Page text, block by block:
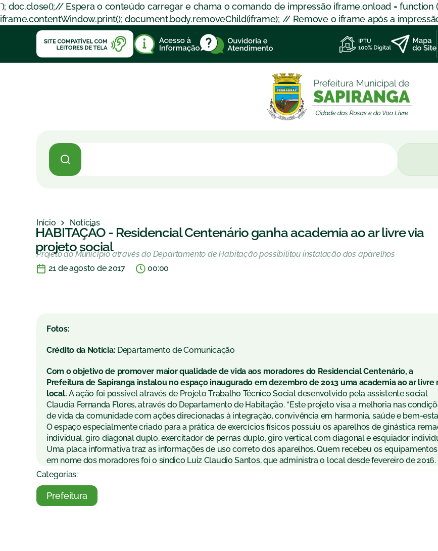
`); doc.close();// Espera o conteúdo carregar e chama o comando de impressão iframe.onload = function
iframe.contentWindow.print(); document.body.removeChild(iframe); // Remove o iframe após a impressão
Início Notícias
HABITAÇÃO - Residencial Centenário ganha academia ao ar livre via
projeto social
Projeto do Município através do Departamento de Habitação possibilitou instalação dos aparelhos
21 de agosto de 2017
00:00
Fotos:
Crédito da Notícia: Departamento de Comunicação
Com o objetivo de promover maior qualidade de vida aos moradores do Residencial Centenário, a
Prefeitura de Sapiranga instalou no espaço inaugurado em dezembro de 2013 uma academia ao ar livre
local. A ação foi possível através de Projeto Trabalho Técnico Social desenvolvido pela assistente social
Claudia Fernanda Flores, através do Departamento de Habitação. “Este projeto visa a melhoria nas
de vida da comunidade com ações direcionadas à integração, convivência em harmonia, saúde e bem-
O espaço especialmente criado para a prática de exercícios físicos possuiu os aparelhos de ginástica
individual, giro diagonal duplo, exercitador de pernas duplo, giro vertical com diagonal e esquiador
Uma placa informativa traz as informações de uso correto dos aparelhos. Quem recebeu os equipamentos
em nome dos moradores foi o síndico Luiz Claudio Santos, que administra o local desde fevereiro de 2016.
Categorias:
Prefeitura